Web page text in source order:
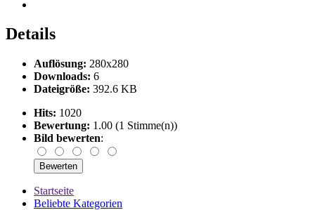
Details
Auflösung: 280x280
Downloads: 6
Dateigröße: 392.6 KB
Hits: 1020
Bewertung: 1.00 (1 Stimme(n))
Bild bewerten:
Startseite
Beliebte Kategorien